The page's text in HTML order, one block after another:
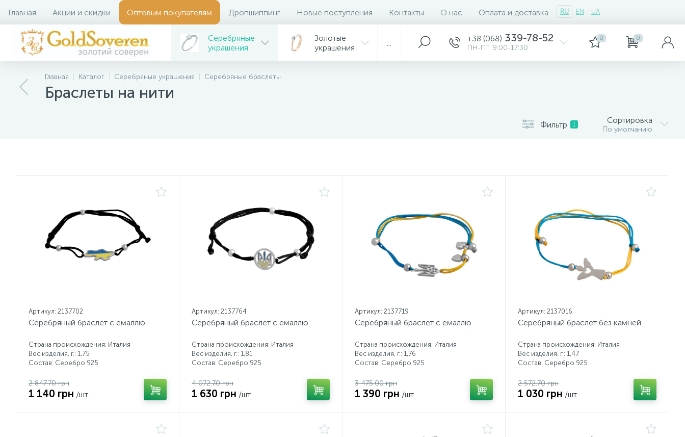
Главная Акции и скидки Оптовым покупателям Дропшиппинг Новые поступления Контакты О нас Оплата и доставка RU EN UA
Серебряные
украшения
Золотые
украшения
+38 (068) 339-78-52
ПН-ПТ 9:00-17:30
0 0
Главная Каталог Серебряные украшения Серебряные браслеты
Браслеты на нити
Фильтр 1 Сортировка
По умолчанию
Артикул: 2137702
Серебряный браслет с емаллю
Страна происхождения: Италия
Вес изделия, г.: 1,75
Состав: Серебро 925
2 847.70 грн
1 140 грн /шт.
Артикул: 2137764
Серебряный браслет с емаллю
Страна происхождения: Италия
Вес изделия, г.: 1,81
Состав: Серебро 925
4 072.70 грн
1 630 грн /шт.
Артикул: 2137719
Серебряный браслет с емаллю
Страна происхождения: Италия
Вес изделия, г.: 1,76
Состав: Серебро 925
3 475.00 грн
1 390 грн /шт.
Артикул: 2137016
Серебряный браслет без камней
Страна происхождения: Италия
Вес изделия, г.: 1,47
Состав: Серебро 925
2 572.70 грн
1 030 грн /шт.